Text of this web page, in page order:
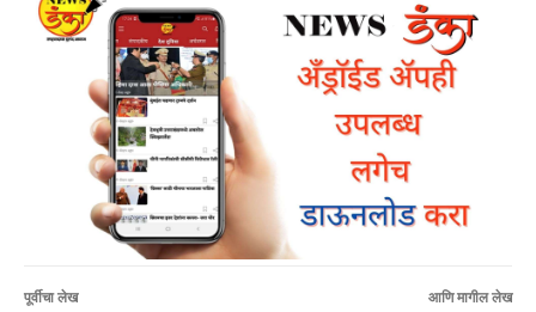
पूर्वीचा लेख आणि मागील लेख